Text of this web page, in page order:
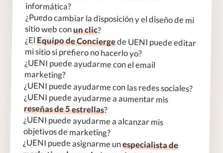
informática?
¿Puedo cambiar la disposición y el diseño de mi
sitio web conun clic?
¿ElEquipo de Conciergede UENI puede editar
mi sitio si prefiero no hacerlo yo?
¿UENI puede ayudarme con el email
marketing?
¿UENI puede ayudarme con las redes sociales?
¿UENI puede ayudarme a aumentar mis
reseñas de 5 estrellas?
¿UENI puede ayudarme a alcanzar mis
objetivos de marketing?
¿UENI puede asignarme unespecialista de